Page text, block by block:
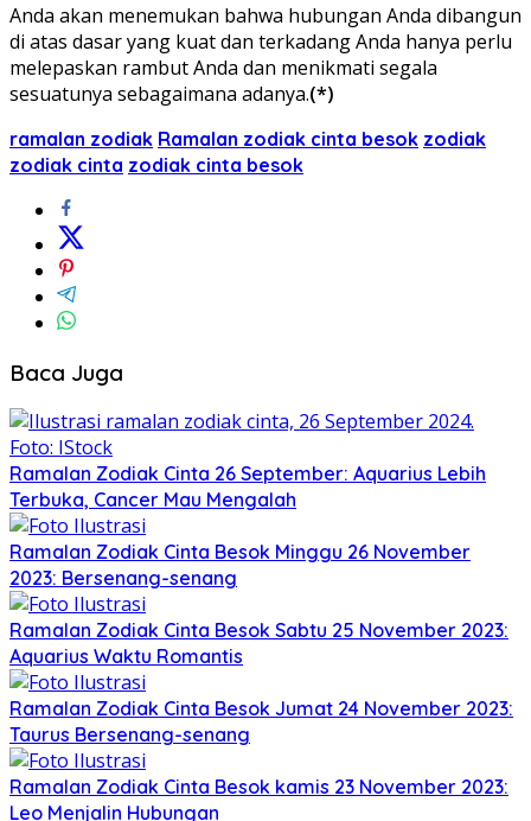
Anda akan menemukan bahwa hubungan Anda dibangun
di atas dasar yang kuat dan terkadang Anda hanya perlu
melepaskan rambut Anda dan menikmati segala
sesuatunya sebagaimana adanya.(*)
ramalan zodiak Ramalan zodiak cinta besok zodiak
zodiak cinta zodiak cinta besok
Baca Juga
Ramalan Zodiak Cinta 26 September: Aquarius Lebih
Terbuka, Cancer Mau Mengalah
Ramalan Zodiak Cinta Besok Minggu 26 November
2023: Bersenang-senang
Ramalan Zodiak Cinta Besok Sabtu 25 November 2023:
Aquarius Waktu Romantis
Ramalan Zodiak Cinta Besok Jumat 24 November 2023:
Taurus Bersenang-senang
Ramalan Zodiak Cinta Besok kamis 23 November 2023:
Leo Menjalin Hubungan